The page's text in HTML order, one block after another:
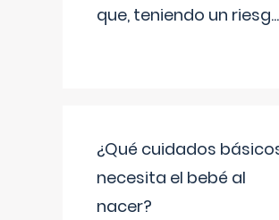
que, teniendo un riesg...
¿Qué cuidados
necesita el bebé al
nacer?